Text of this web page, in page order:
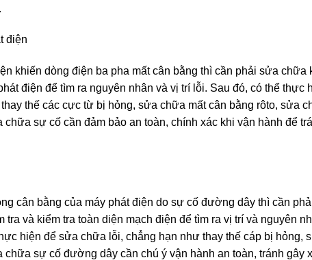
điện
khiến dòng điện ba pha mất cân bằng thì cần phải sửa
điện để tìm ra nguyên nhân và vị trí lỗi. Sau đó, có thể
thế các cực từ bị hỏng, sửa chữa mất cân bằng rôto, sửa
chữa sự cố cần đảm bảo an toàn, chính xác khi vận hành để
cân bằng của máy phát điện do sự cố đường dây thì cần
và kiểm tra toàn diện mạch điện để tìm ra vị trí và nguyên
hiện để sửa chữa lỗi, chẳng hạn như thay thế cáp bị hỏng,
chữa sự cố đường dây cần chú ý vận hành an toàn, tránh gây